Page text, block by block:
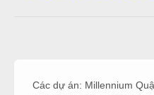
Các dự án: Millennium